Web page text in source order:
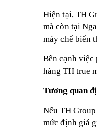
Hiện tại, TH
mà còn tại
máy chế biến
Bên cạnh việc
hàng TH true
Tương quan
Nếu TH
mức định giá